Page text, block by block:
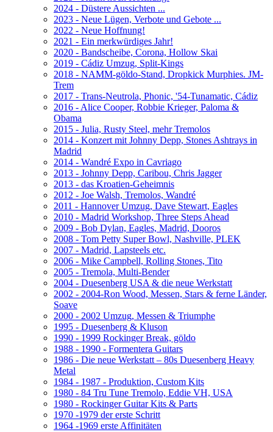
2024 - Düstere Aussichten ...
2023 - Neue Lügen, Verbote und Gebote ...
2022 - Neue Hoffnung!
2021 - Ein merkwürdiges Jahr!
2020 - Bandscheibe, Corona, Hollow Skai
2019 - Cádiz Umzug, Split-Kings
2018 - NAMM-göldo-Stand, Dropkick Murphies. JM-
Trem
2017 - Trans-Neutrola, Phonic, '54-Tunamatic, Cádiz
2016 - Alice Cooper, Robbie Krieger, Paloma &
Obama
2015 - Julia, Rusty Steel, mehr Tremolos
2014 - Konzert mit Johnny Depp, Stones Ashtrays in
Madrid
2014 - Wandré Expo in Cavriago
2013 - Johnny Depp, Caribou, Chris Jagger
2013 - das Kroatien-Geheimnis
2012 - Joe Walsh, Tremolos, Wandré
2011 - Hannover Umzug, Dave Stewart, Eagles
2010 - Madrid Workshop, Three Steps Ahead
2009 - Bob Dylan, Eagles, Madrid, Dooros
2008 - Tom Petty Super Bowl, Nashville, PLEK
2007 - Madrid, Lapsteels etc.
2006 - Mike Campbell, Rolling Stones, Tito
2005 - Tremola, Multi-Bender
2004 - Duesenberg USA & die neue Werkstatt
2002 - 2004-Ron Wood, Messen, Stars & ferne Länder,
Soave
2000 - 2002 Umzug, Messen & Triumphe
1995 - Duesenberg & Kluson
1990 - 1999 Rockinger Break, göldo
1988 - 1990 - Formentera Guitars
1986 - Die neue Werkstatt – 80s Duesenberg Heavy
Metal
1984 - 1987 - Produktion, Custom Kits
1980 - 84 Tru Tune Tremolo, Eddie VH, USA
1980 - Rockinger Guitar Kits & Parts
1970 -1979 der erste Schritt
1964 -1969 erste Affinitäten